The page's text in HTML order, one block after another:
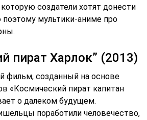
создатели хотят донести
поэтому мультики-аниме про
пират Харлок” (2013)
фильм, созданный на основе
«Космический пират капитан
о далеком будущем.
поработили человечество,